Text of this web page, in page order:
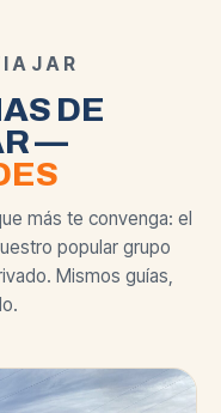
DE
—
más te convenga: el
popular grupo
Mismos guías,